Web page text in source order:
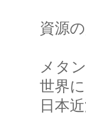
資源
メタ
世界
日本